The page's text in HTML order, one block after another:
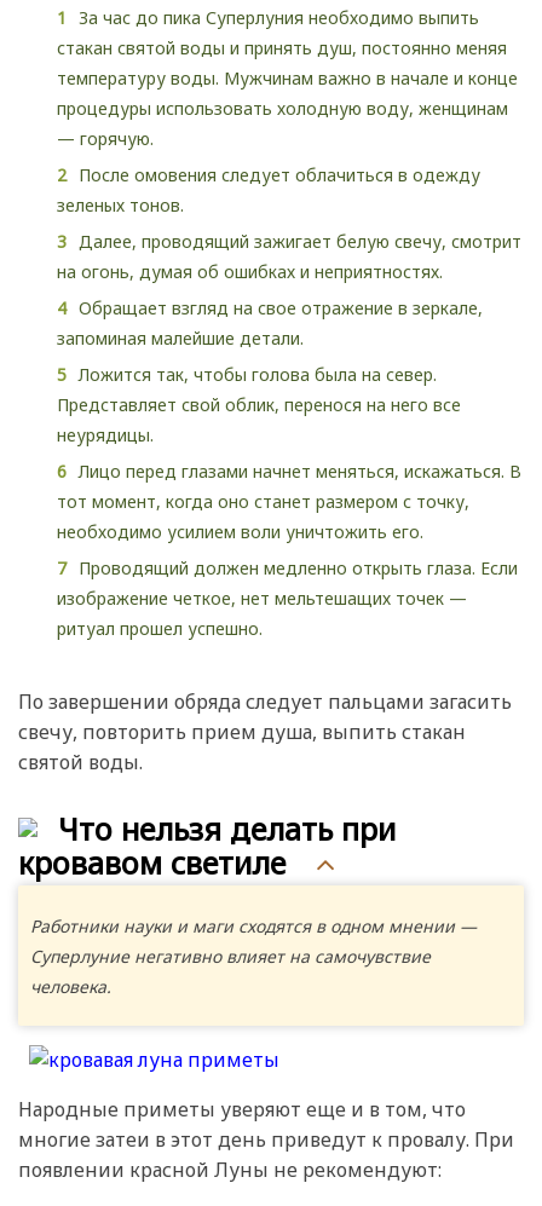
За час до пика Суперлуния необходимо выпить
стакан святой воды и принять душ, постоянно меняя
температуру воды. Мужчинам важно в начале и конце
процедуры использовать холодную воду, женщинам
— горячую.
После омовения следует облачиться в одежду
зеленых тонов.
Далее, проводящий зажигает белую свечу, смотрит
на огонь, думая об ошибках и неприятностях.
Обращает взгляд на свое отражение в зеркале,
запоминая малейшие детали.
Ложится так, чтобы голова была на север.
Представляет свой облик, перенося на него все
неурядицы.
Лицо перед глазами начнет меняться, искажаться. В
тот момент, когда оно станет размером с точку,
необходимо усилием воли уничтожить его.
Проводящий должен медленно открыть глаза. Если
изображение четкое, нет мельтешащих точек —
ритуал прошел успешно.
По завершении обряда следует пальцами загасить
свечу, повторить прием душа, выпить стакан
святой воды.
Что нельзя делать при
кровавом светиле
Работники науки и маги сходятся в одном мнении —
Суперлуние негативно влияет на самочувствие
человека.
Народные приметы уверяют еще и в том, что
многие затеи в этот день приведут к провалу. При
появлении красной Луны не рекомендуют: